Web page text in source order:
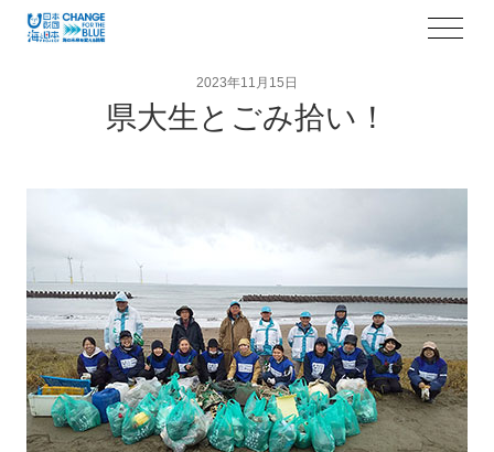
2023年11月15日
県大生とごみ拾い！